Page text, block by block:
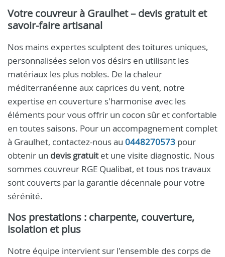
Votre couvreur à Graulhet – devis gratuit et
savoir-faire artisanal
Nos mains expertes sculptent des toitures uniques,
personnalisées selon vos désirs en utilisant les
matériaux les plus nobles. De la chaleur
méditerranéenne aux caprices du vent, notre
expertise en couverture s'harmonise avec les
éléments pour vous offrir un cocon sûr et confortable
en toutes saisons. Pour un accompagnement complet
à Graulhet, contactez-nous au 0448270573 pour
obtenir un devis gratuitet une visite diagnostic. Nous
sommes couvreur RGE Qualibat, et tous nos travaux
sont couverts par la garantie décennale pour votre
sérénité.
Nos prestations : charpente, couverture,
isolation et plus
Notre équipe intervient sur l'ensemble des corps de